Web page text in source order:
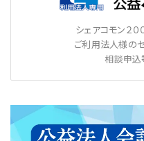
シェアコモン２
ご利用法人様の
相談申込